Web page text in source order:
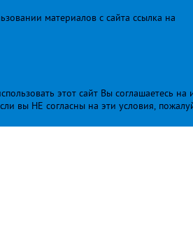
материалов с сайта ссылка на
этот сайт Вы соглашаетесь
вы НЕ согласны на эти условия,